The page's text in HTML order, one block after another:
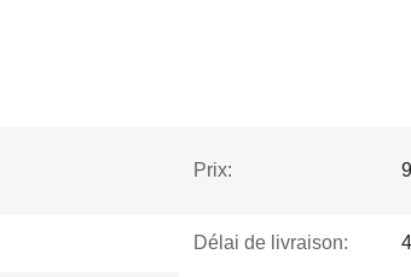
Prix:
Délai de livraison: